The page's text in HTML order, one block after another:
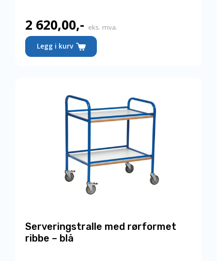
2 620,00,- eks. mva.
Legg i kurv
Serveringstralle med rørformet
ribbe – blå